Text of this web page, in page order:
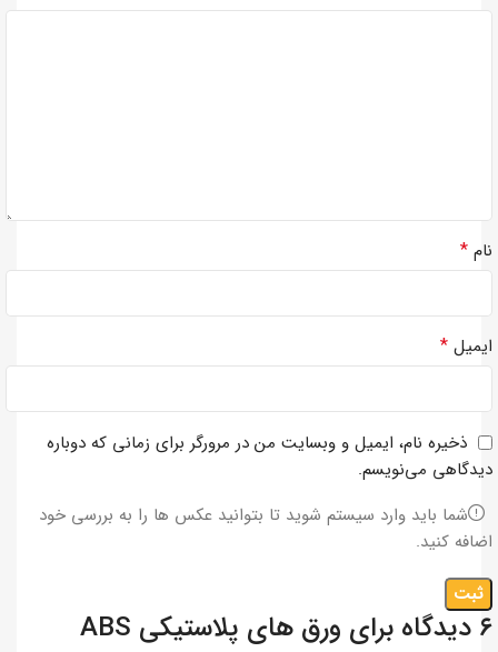
۶ دیدگاه برای ورق های پلاستیکی ABS
نام *
ایمیل *
ذخیره نام، ایمیل و وبسایت من در مرورگر برای زمانی که دوباره
دیدگاهی می‌نویسم.
شما باید وارد سیستم شوید تا بتوانید عکس ها را به بررسی خود
اضافه کنید.